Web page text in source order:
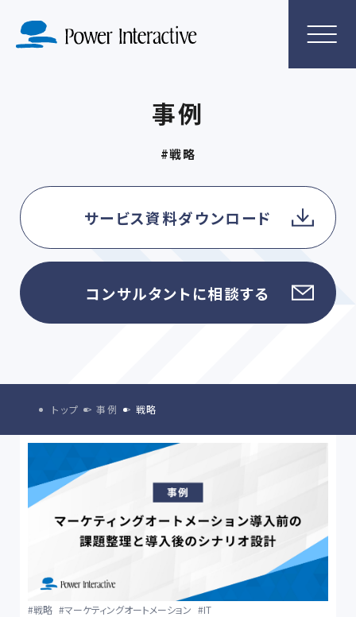
事例
#戦略
サービス資料ダウンロード
コンサルタントに相談する
トップ 事例 戦略
戦略 マーケティングオートメーション IT